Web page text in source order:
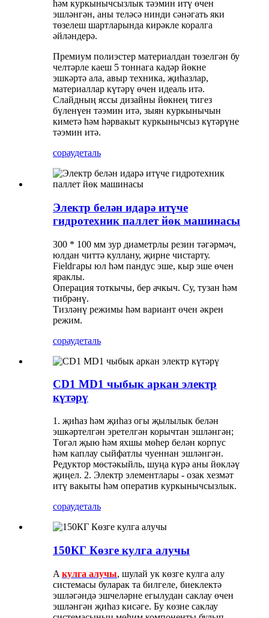
һәм куркынычсызлык тәэмин итү өчен
эшләнгән, аны теләсә нинди сәнәгать яки
төзелеш шартларында кирәкле коралга
әйләндерә.
Премиум полиэстер материалдан төзелгән бу
челтәрле каеш 5 тоннага кадәр йөкне
эшкәртә ала, авыр техника, җиһазлар,
материаллар күтәрү өчен идеаль итә.
Слайдның яссы дизайны йөкнең тигез
бүленүен тәэмин итә, зыян куркынычын
киметә һәм һәрвакыт куркынычсыз күтәрүне
тәэмин итә.
сораудеталь
Электр белән идарә итүче
гидротехник паллет йөк машинасы
300 * 100 мм зур диаметрлы резин тәгәрмәч,
юлдан читтә куллану, җирне чистарту.
Fieldгары юл һәм пандус эше, кыр эше өчен
яраклы.
Операция тоткычы, бер ачкыч. Су, тузан һәм
тибрәнү.
Тизләнү режимы һәм вариант өчен әкрен
режим.
сораудеталь
CD1 MD1 чыбык аркан электр
күтәрү
1. җиһаз һәм җиһаз огы җылылык белән
эшкәртелгән эретелгән корычтан эшләнгән;
Төгәл җыю һәм яхшы мөһер белән корпус
һәм каплау сыйфатлы чуеннан эшләнгән.
Редуктор мөстәкыйль, шуңа күрә аны йөкләү
җиңел. 2. Электр элементлары - озак хезмәт
итү вакыты һәм оператив куркынычсызлык.
сораудеталь
150КГ Көзге кулга алучы
A кулга алучы, шулай ук ​​көзге кулга алу
системасы буларак та билгеле, биеклектә
эшләгәндә эшчеләрне егылудан саклау өчен
эшләнгән җиһаз кисәге. Бу көзне саклау